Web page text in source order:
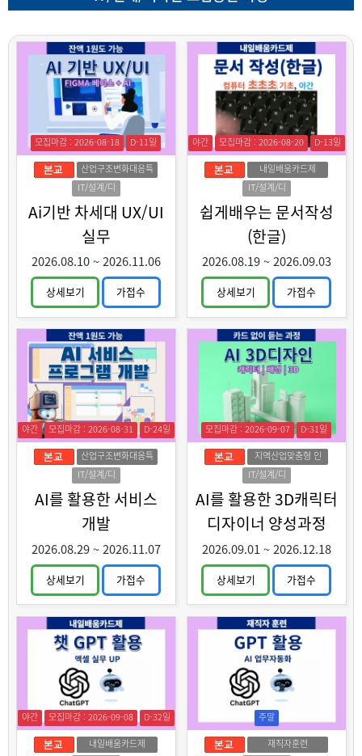
모집마감 : 2026-08-18
D-11일
산업구조변화대응특
화훈련
IT/설계/디
자인
Ai기반 차세대 UX/UI
실무
2026.08.10~2026.11.06
상세보기 가접수
야간 모집마감 : 2026-08-20
D-13일
내일배움카드제
IT/설계/디
자인
쉽게배우는 문서작성
(한글)
2026.08.19~2026.09.03
상세보기 가접수
야간 모집마감 : 2026-08-31
D-24일
산업구조변화대응특
화훈련
IT/설계/디
자인
AI를 활용한 서비스
개발
2026.08.29~2026.11.07
상세보기 가접수
모집마감 : 2026-09-07
D-31일
지역산업맞춤형 인
력양성
IT/설계/디
자인
AI를 활용한 3D캐릭터
디자이너 양성과정
2026.09.01~2026.12.18
상세보기 가접수
야간 모집마감 : 2026-09-08
D-32일
내일배움카드제
주말
재직자훈련